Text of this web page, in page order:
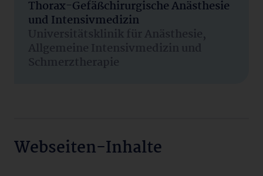
Thorax-Gefäßchirurgische Anästhesie
und Intensivmedizin
Universitätsklinik für Anästhesie,
Allgemeine Intensivmedizin und
Schmerztherapie
Webseiten-Inhalte